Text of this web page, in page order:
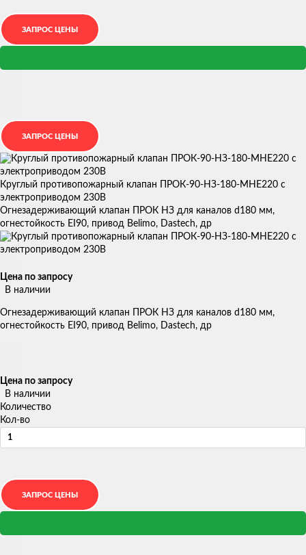
Круглый противопожарный клапан ПРОК-90-НЗ-180-МНЕ220 с
электроприводом 230В
Огнезадерживающий клапан ПРОК НЗ для каналов d180 мм,
огнестойкость EI90, привод Belimo, Dastech, др
Цена по запросу
В наличии
Огнезадерживающий клапан ПРОК НЗ для каналов d180 мм,
огнестойкость EI90, привод Belimo, Dastech, др
Цена по запросу
В наличии
Количество
Кол-во